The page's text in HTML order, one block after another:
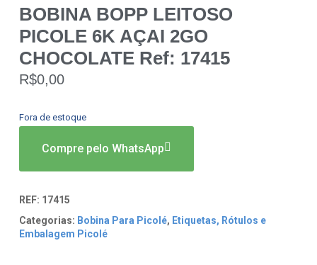
BOBINA BOPP LEITOSO
PICOLE 6K AÇAI 2GO
CHOCOLATE Ref: 17415
R$0,00
Fora de estoque
Compre pelo WhatsApp
REF: 17415
Categorias: Bobina Para Picolé, Etiquetas, Rótulos e
Embalagem Picolé